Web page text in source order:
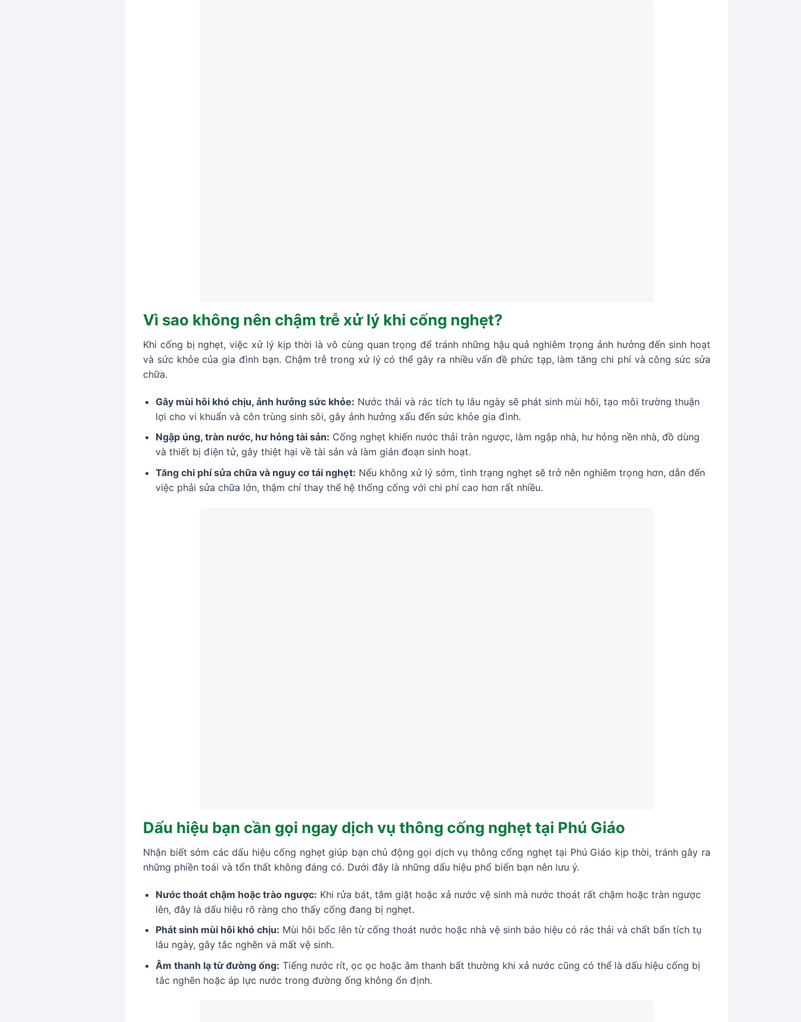
Vì sao không nên chậm trễ xử lý khi cống nghẹt?
Khi cống bị nghẹt, việc xử lý kịp thời là vô cùng quan trọng để tránh những hậu quả nghiêm trọng ảnh hưởng đến sinh hoạt
và sức khỏe của gia đình bạn. Chậm trễ trong xử lý có thể gây ra nhiều vấn đề phức tạp, làm tăng chi phí và công sức sửa
chữa.
Gây mùi hôi khó chịu, ảnh hưởng sức khỏe: Nước thải và rác tích tụ lâu ngày sẽ phát sinh mùi hôi, tạo môi trường thuận
lợi cho vi khuẩn và côn trùng sinh sôi, gây ảnh hưởng xấu đến sức khỏe gia đình.
Ngập úng, tràn nước, hư hỏng tài sản: Cống nghẹt khiến nước thải tràn ngược, làm ngập nhà, hư hỏng nền nhà, đồ dùng
và thiết bị điện tử, gây thiệt hại về tài sản và làm gián đoạn sinh hoạt.
Tăng chi phí sửa chữa và nguy cơ tái nghẹt: Nếu không xử lý sớm, tình trạng nghẹt sẽ trở nên nghiêm trọng hơn, dẫn đến
việc phải sửa chữa lớn, thậm chí thay thế hệ thống cống với chi phí cao hơn rất nhiều.
Dấu hiệu bạn cần gọi ngay dịch vụ thông cống nghẹt tại Phú Giáo
Nhận biết sớm các dấu hiệu cống nghẹt giúp bạn chủ động gọi dịch vụ thông cống nghẹt tại Phú Giáo kịp thời, tránh gây ra
những phiền toái và tổn thất không đáng có. Dưới đây là những dấu hiệu phổ biến bạn nên lưu ý.
Nước thoát chậm hoặc trào ngược: Khi rửa bát, tắm giặt hoặc xả nước vệ sinh mà nước thoát rất chậm hoặc tràn ngược
lên, đây là dấu hiệu rõ ràng cho thấy cống đang bị nghẹt.
Phát sinh mùi hôi khó chịu: Mùi hôi bốc lên từ cống thoát nước hoặc nhà vệ sinh báo hiệu có rác thải và chất bẩn tích tụ
lâu ngày, gây tắc nghẽn và mất vệ sinh.
Âm thanh lạ từ đường ống: Tiếng nước rít, ọc ọc hoặc âm thanh bất thường khi xả nước cũng có thể là dấu hiệu cống bị
tắc nghẽn hoặc áp lực nước trong đường ống không ổn định.